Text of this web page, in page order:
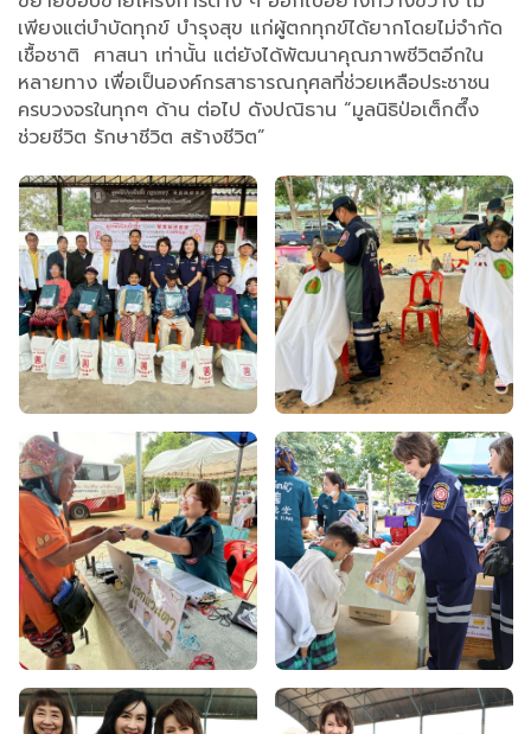
เพียงแต่บำบัดทุกข์ บำรุงสุข แก่ผู้ตกทุกข์ได้ยากโดยไม่จำกัด
เชื้อชาติ ศาสนา เท่านั้น แต่ยังได้พัฒนาคุณภาพชีวิตอีกใน
หลายทาง เพื่อเป็นองค์กรสาธารณกุศลที่ช่วยเหลือประชาชน
ครบวงจรในทุกๆ ด้าน ต่อไป ดังปณิธาน “มูลนิธิป่อเต็กตึ๊ง
ช่วยชีวิต รักษาชีวิต สร้างชีวิต”